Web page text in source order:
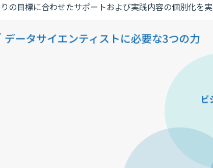
の目標に合わせたサポートおよび実践内容の個別化を実